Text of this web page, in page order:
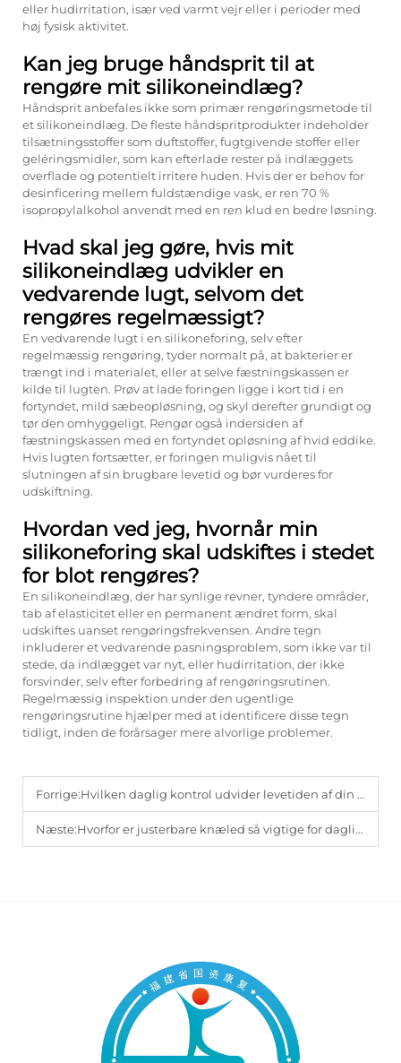
eller hudirritation, især ved varmt vejr eller i perioder med
høj fysisk aktivitet.
Kan jeg bruge håndsprit til at
rengøre mit silikoneindlæg?
Håndsprit anbefales ikke som primær rengøringsmetode til
et silikoneindlæg. De fleste håndspritprodukter indeholder
tilsætningsstoffer som duftstoffer, fugtgivende stoffer eller
geléringsmidler, som kan efterlade rester på indlæggets
overflade og potentielt irritere huden. Hvis der er behov for
desinficering mellem fuldstændige vask, er ren 70 %
isopropylalkohol anvendt med en ren klud en bedre løsning.
Hvad skal jeg gøre, hvis mit
silikoneindlæg udvikler en
vedvarende lugt, selvom det
rengøres regelmæssigt?
En vedvarende lugt i en silikoneforing, selv efter
regelmæssig rengøring, tyder normalt på, at bakterier er
trængt ind i materialet, eller at selve fæstningskassen er
kilde til lugten. Prøv at lade foringen ligge i kort tid i en
fortyndet, mild sæbeopløsning, og skyl derefter grundigt og
tør den omhyggeligt. Rengør også indersiden af
fæstningskassen med en fortyndet opløsning af hvid eddike.
Hvis lugten fortsætter, er foringen muligvis nået til
slutningen af sin brugbare levetid og bør vurderes for
udskiftning.
Hvordan ved jeg, hvornår min
silikoneforing skal udskiftes i stedet
for blot rengøres?
En silikoneindlæg, der har synlige revner, tyndere områder,
tab af elasticitet eller en permanent ændret form, skal
udskiftes uanset rengøringsfrekvensen. Andre tegn
inkluderer et vedvarende pasningsproblem, som ikke var til
stede, da indlægget var nyt, eller hudirritation, der ikke
forsvinder, selv efter forbedring af rengøringsrutinen.
Regelmæssig inspektion under den ugentlige
rengøringsrutine hjælper med at identificere disse tegn
tidligt, inden de forårsager mere alvorlige problemer.
Forrige:Hvilken daglig kontrol udvider levetiden af din proteselinere?
Næste:Hvorfor er justerbare knæled så vigtige for daglig komfort og pasform til stumpsoklen?